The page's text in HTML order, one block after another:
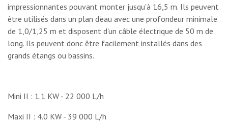
impressionnantes pouvant monter jusqu'à 16,5 m. Ils peuvent
être utilisés dans un plan d'eau avec une profondeur minimale
de 1,0/1,25 m et disposent d'un câble électrique de 50 m de
long. Ils peuvent donc être facilement installés dans des
grands étangs ou bassins.
Mini II : 1.1 KW - 22 000 L/h
Maxi II : 4.0 KW - 39 000 L/h